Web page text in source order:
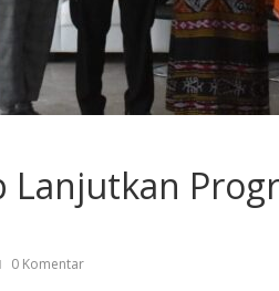
Lanjutkan
0 Komentar